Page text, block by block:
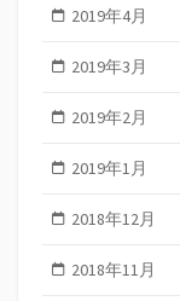
2019年4月
2019年3月
2019年2月
2019年1月
2018年12月
2018年11月